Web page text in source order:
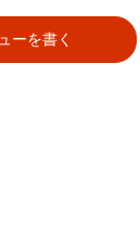
ーを書く